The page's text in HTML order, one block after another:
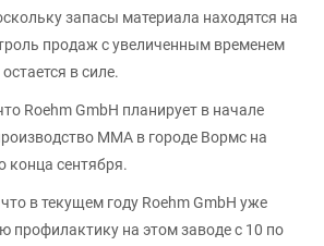
запасы материала находятся на
продаж с увеличенным временем
в силе.
Roehm GmbH планирует в начале
ММА в городе Вормс на
конца сентября.
в текущем году Roehm GmbH уже
профилактику на этом заводе с 10 по